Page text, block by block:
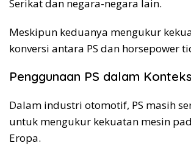
Serikat dan negara-negara lain.
Meskipun keduanya mengukur
konversi antara PS dan horsepower
Penggunaan PS dalam
Dalam industri otomotif, PS masih
untuk mengukur kekuatan mesin
Eropa.